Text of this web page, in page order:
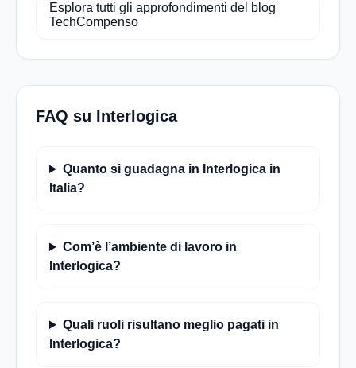
Esplora tutti gli approfondimenti del blog
TechCompenso
FAQ su Interlogica
Quanto si guadagna in Interlogica in
Italia?
Com’è l’ambiente di lavoro in
Interlogica?
Quali ruoli risultano meglio pagati in
Interlogica?